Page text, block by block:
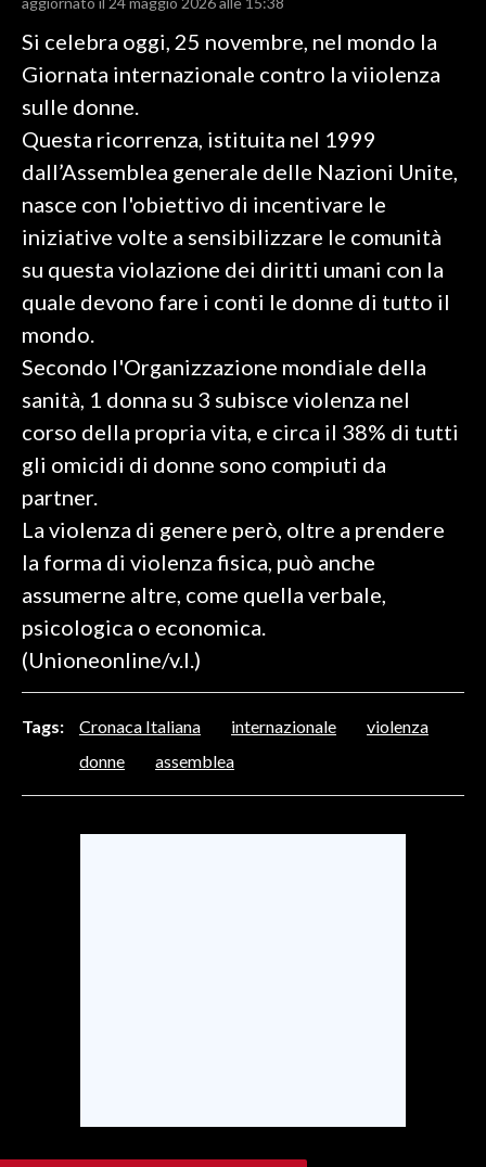
CALCIO REGIONALE
BASKET
VOLLEY
MOTORI
TENNIS
ALTRI SPORT
CULTURA
SPETTACOLI
GOSSIP
SARDEGNA TURISMO
SARDI NEL MONDO
NOTIZIE
EVENTI
3 MINUTI CON
ABBONATI
Si celebra oggi, 25 novembre, nel mondo la
Giornata internazionale contro la viiolenza
sulle donne.
Questa ricorrenza, istituita nel 1999
dall’Assemblea generale delle Nazioni Unite,
nasce con l'obiettivo di incentivare le
iniziative volte a sensibilizzare le comunità
su questa violazione dei diritti umani con la
quale devono fare i conti le donne di tutto il
mondo.
Secondo l'Organizzazione mondiale della
sanità, 1 donna su 3 subisce violenza nel
corso della propria vita, e circa il 38% di tutti
gli omicidi di donne sono compiuti da
partner.
La violenza di genere però, oltre a prendere
la forma di violenza fisica, può anche
assumerne altre, come quella verbale,
psicologica o economica.
(Unioneonline/v.l.)
Tags: Cronaca Italiana internazionale
violenza
donne
assemblea